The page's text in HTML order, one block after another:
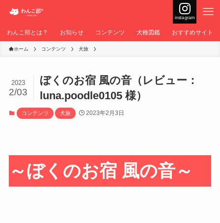
instagram
わんこ部とは？ お知らせ コンテンツ 犬種図鑑 おすすめサイト
ホーム コンテンツ 犬旅
ぼくのお宿 風の音（レビュー：
luna.poodle0105 様）
2023
2/03
コンテンツ 犬旅 2023年2月3日
～ぼくのお宿 風の音～